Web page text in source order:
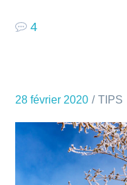
4
28 février 2020 TIPS